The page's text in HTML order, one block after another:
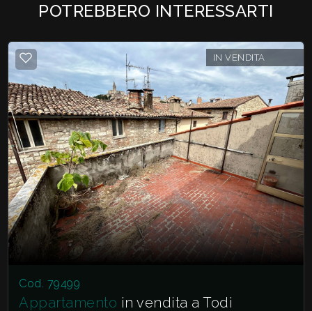
POTREBBERO INTERESSARTI
IN VENDITA
Cod. 79499
Appartamento in vendita a Todi
4
5
5+
Bagni
minimi
Qualsiasi